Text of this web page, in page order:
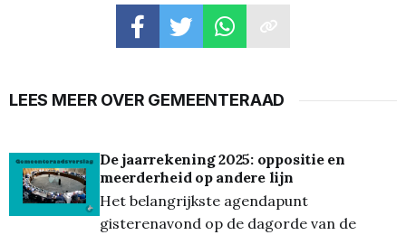
LEES MEER OVER GEMEENTERAAD
De jaarrekening 2025: oppositie en
meerderheid op andere lijn
Het belangrijkste agendapunt
gisterenavond op de dagorde van de